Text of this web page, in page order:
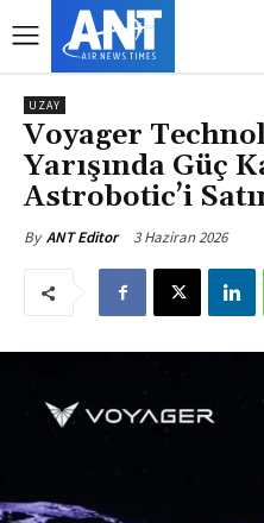
UZAY
Voyager
Yarışında Güç
Astrobotic’i
By ANT Editor 3 Haziran 2026